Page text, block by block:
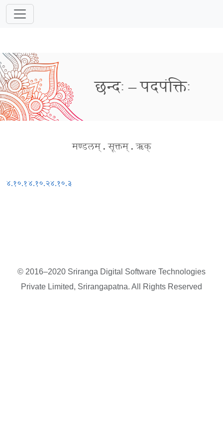
छन्दः – पदपंक्तिः
मण्डलम् . सूक्तम् . ऋक्
४.१०.१४.१०.२४.१०.३
© 2016–2020 Sriranga Digital Software Technologies
Private Limited, Srirangapatna. All Rights Reserved